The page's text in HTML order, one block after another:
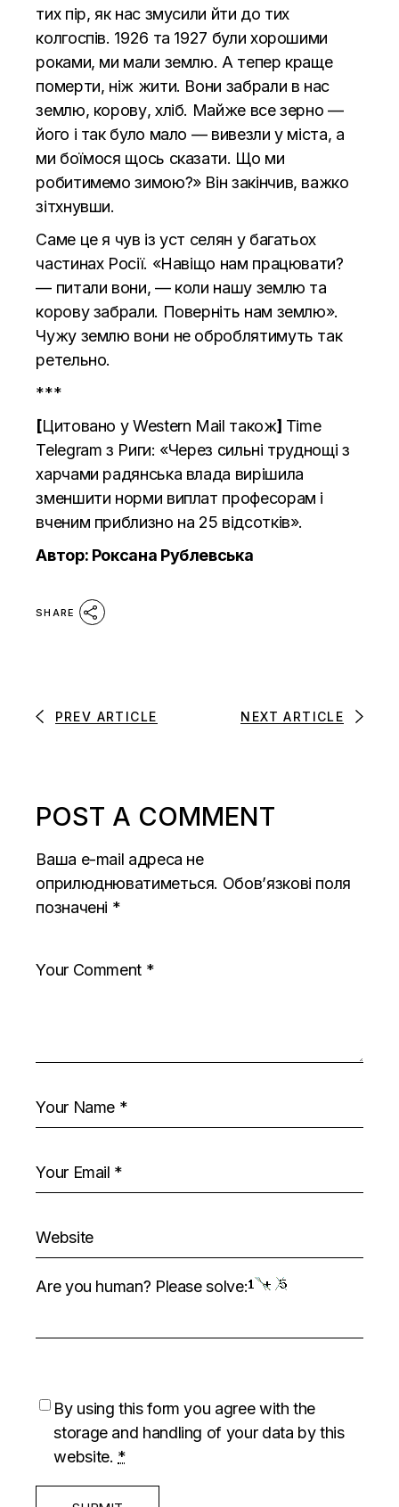
тих пір, як нас змусили йти до тих
колгоспів. 1926 та 1927 були хорошими
роками, ми мали землю. А тепер краще
померти, ніж жити. Вони забрали в нас
землю, корову, хліб. Майже все зерно —
його і так було мало — вивезли у міста, а
ми боїмося щось сказати. Що ми
робитимемо зимою?» Він закінчив, важко
зітхнувши.
Саме це я чув із уст селян у багатьох
частинах Росії. «Навіщо нам працювати?
— питали вони, — коли нашу землю та
корову забрали. Поверніть нам землю».
Чужу землю вони не оброблятимуть так
ретельно.
***
[Цитовано у Western Mail також] Time
Telegram з Риги: «Через сильні труднощі з
харчами радянська влада вирішила
зменшити норми виплат професорам і
вченим приблизно на 25 відсотків».
Автор: Роксана Рублевська
SHARE
PREV ARTICLE NEXT ARTICLE
POST A COMMENT
Ваша e-mail адреса не
оприлюднюватиметься. Обов’язкові поля
позначені *
Are you human? Please solve:
By using this form you agree with the
storage and handling of your data by this
website. *